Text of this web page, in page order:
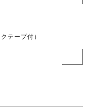
テープ付）